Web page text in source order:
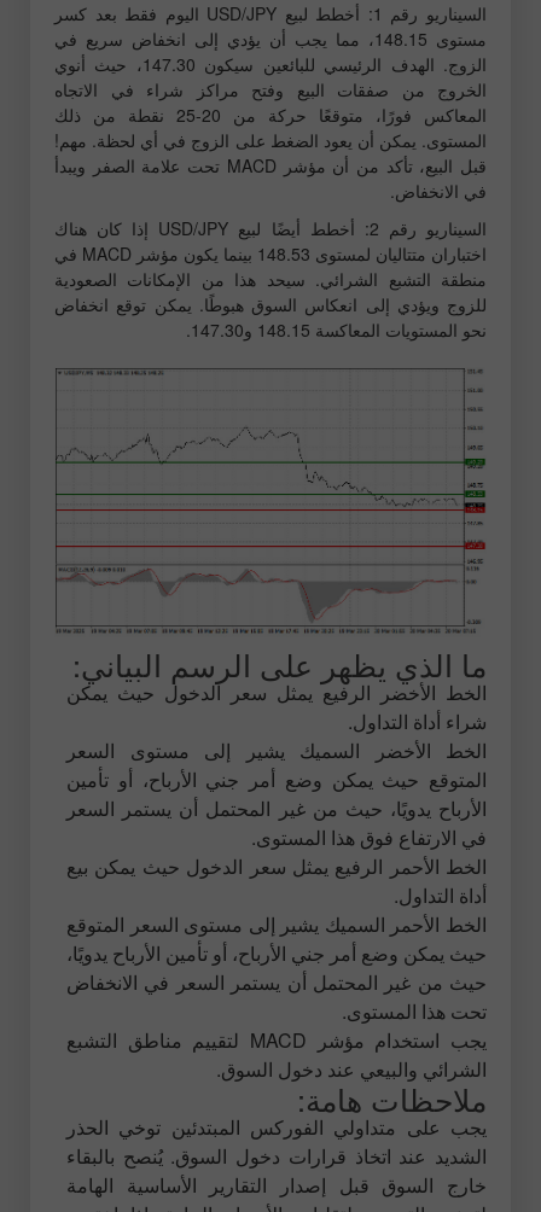
السيناريو رقم 1: أخطط لبيع USD/JPY اليوم فقط بعد كسر
مستوى 148.15، مما يجب أن يؤدي إلى انخفاض سريع في
الزوج. الهدف الرئيسي للبائعين سيكون 147.30، حيث أنوي
الخروج من صفقات البيع وفتح مراكز شراء في الاتجاه
المعاكس فورًا، متوقعًا حركة من 20-25 نقطة من ذلك
المستوى. يمكن أن يعود الضغط على الزوج في أي لحظة. مهم!
قبل البيع، تأكد من أن مؤشر MACD تحت علامة الصفر ويبدأ
في الانخفاض.
السيناريو رقم 2: أخطط أيضًا لبيع USD/JPY إذا كان هناك
اختباران متتاليان لمستوى 148.53 بينما يكون مؤشر MACD في
منطقة التشبع الشرائي. سيحد هذا من الإمكانات الصعودية
للزوج ويؤدي إلى انعكاس السوق هبوطًا. يمكن توقع انخفاض
نحو المستويات المعاكسة 148.15 و147.30.
ما الذي يظهر على الرسم البياني:
الخط الأخضر الرفيع يمثل سعر الدخول حيث يمكن
شراء أداة التداول.
الخط الأخضر السميك يشير إلى مستوى السعر
المتوقع حيث يمكن وضع أمر جني الأرباح، أو تأمين
الأرباح يدويًا، حيث من غير المحتمل أن يستمر السعر
في الارتفاع فوق هذا المستوى.
الخط الأحمر الرفيع يمثل سعر الدخول حيث يمكن بيع
أداة التداول.
الخط الأحمر السميك يشير إلى مستوى السعر المتوقع
حيث يمكن وضع أمر جني الأرباح، أو تأمين الأرباح يدويًا،
حيث من غير المحتمل أن يستمر السعر في الانخفاض
تحت هذا المستوى.
يجب استخدام مؤشر MACD لتقييم مناطق التشبع
الشرائي والبيعي عند دخول السوق.
ملاحظات هامة:
يجب على متداولي الفوركس المبتدئين توخي الحذر
الشديد عند اتخاذ قرارات دخول السوق. يُنصح بالبقاء
خارج السوق قبل إصدار التقارير الأساسية الهامة